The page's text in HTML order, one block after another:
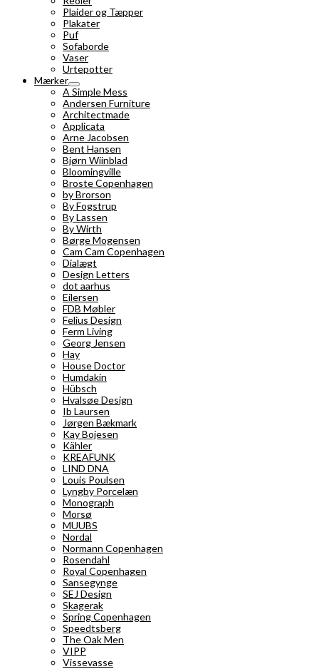
Plaider og Tæpper
Plakater
Puf
Sofaborde
Vaser
Urtepotter
Mærker
A Simple Mess
Andersen Furniture
Architectmade
Applicata
Arne Jacobsen
Bent Hansen
Bjørn Wiinblad
Bloomingville
Broste Copenhagen
by Brorson
By Fogstrup
By Lassen
By Wirth
Børge Mogensen
Cam Cam Copenhagen
Dialægt
Design Letters
dot aarhus
Eilersen
FDB Møbler
Felius Design
Ferm Living
Georg Jensen
Hay
House Doctor
Humdakin
Hübsch
Hvalsøe Design
Ib Laursen
Jørgen Bækmark
Kay Bojesen
Kähler
KREAFUNK
LIND DNA
Louis Poulsen
Lyngby Porcelæn
Monograph
Morsø
MUUBS
Nordal
Normann Copenhagen
Rosendahl
Royal Copenhagen
Sansegynge
SEJ Design
Skagerak
Spring Copenhagen
Speedtsberg
The Oak Men
VIPP
Vissevasse